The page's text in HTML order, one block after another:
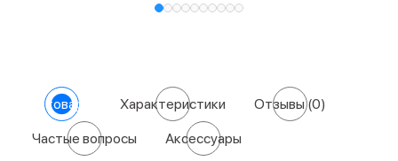
О товаре Характеристики Отзывы(0)
Частые вопросы Аксессуары